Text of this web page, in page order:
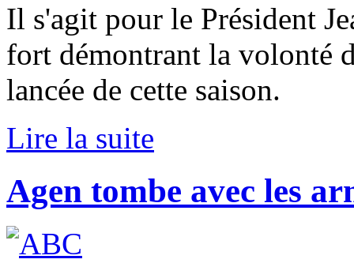
Il s'agit pour le Président
fort démontrant la volonté
lancée de cette saison.
Lire la suite
Agen tombe avec les